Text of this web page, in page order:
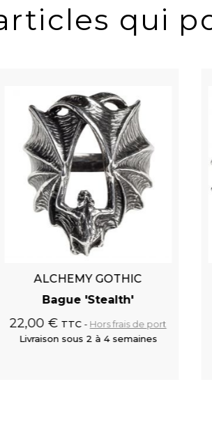
qui
ALCHEMY GOTHIC
Bague 'Stealth'
22,00 € TTC
Hors frais de port
Livraison sous 2 à 4 semaines